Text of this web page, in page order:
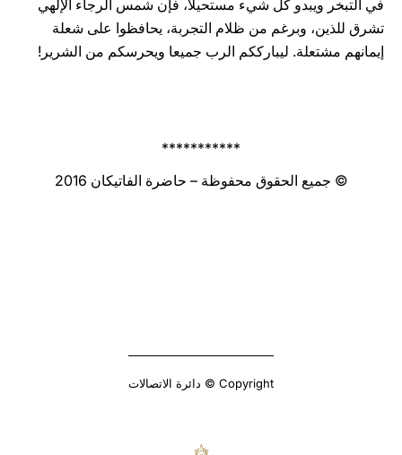
في التبخر ويبدو كل شيء مستحيلا، فإن شمس الرجاء الإلهي
تشرق للذين، وبرغم من ظلام التجربة، يحافظوا على شعلة
إيمانهم مشتعلة. ليبارككم الرب جميعا ‏ويحرسكم من الشرير!‏
***********
© جميع الحقوق محفوظة – حاضرة الفاتيكان 2016
Copyright © دائرة الاتصالات